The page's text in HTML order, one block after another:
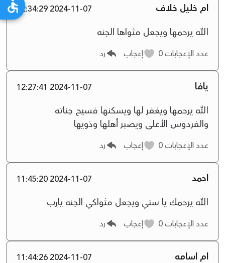
ام خليل خلاف 2024-11-07 12:34:29
الله يرحمها ويجعل مثواها الجنه
عدد الإعجابات إعجاب رد
يافا 2024-11-07 12:27:41
الله يرحمها ويغفر لها ويسكنها فسيح جناته
والفردوس الأعلى ويصبر أهلها وذويها
عدد الإعجابات إعجاب رد
احمد 2024-11-07 11:45:20
الله يرحمك يا ستي ويجعل مثواكي الجنه يارب
عدد الإعجابات إعجاب رد
ام اسامه 2024-11-07 11:44:26